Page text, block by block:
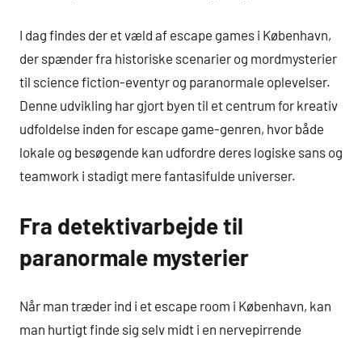
I dag findes der et væld af escape games i København,
der spænder fra historiske scenarier og mordmysterier
til science fiction-eventyr og paranormale oplevelser.
Denne udvikling har gjort byen til et centrum for kreativ
udfoldelse inden for escape game-genren, hvor både
lokale og besøgende kan udfordre deres logiske sans og
teamwork i stadigt mere fantasifulde universer.
Fra detektivarbejde til
paranormale mysterier
Når man træder ind i et escape room i København, kan
man hurtigt finde sig selv midt i en nervepirrende